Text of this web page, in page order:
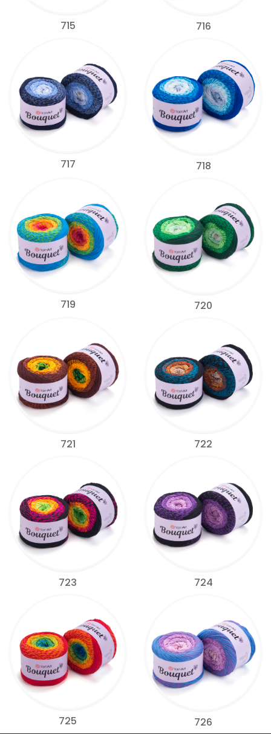
715 716
717 718
719 720
721 722
723 724
725 726